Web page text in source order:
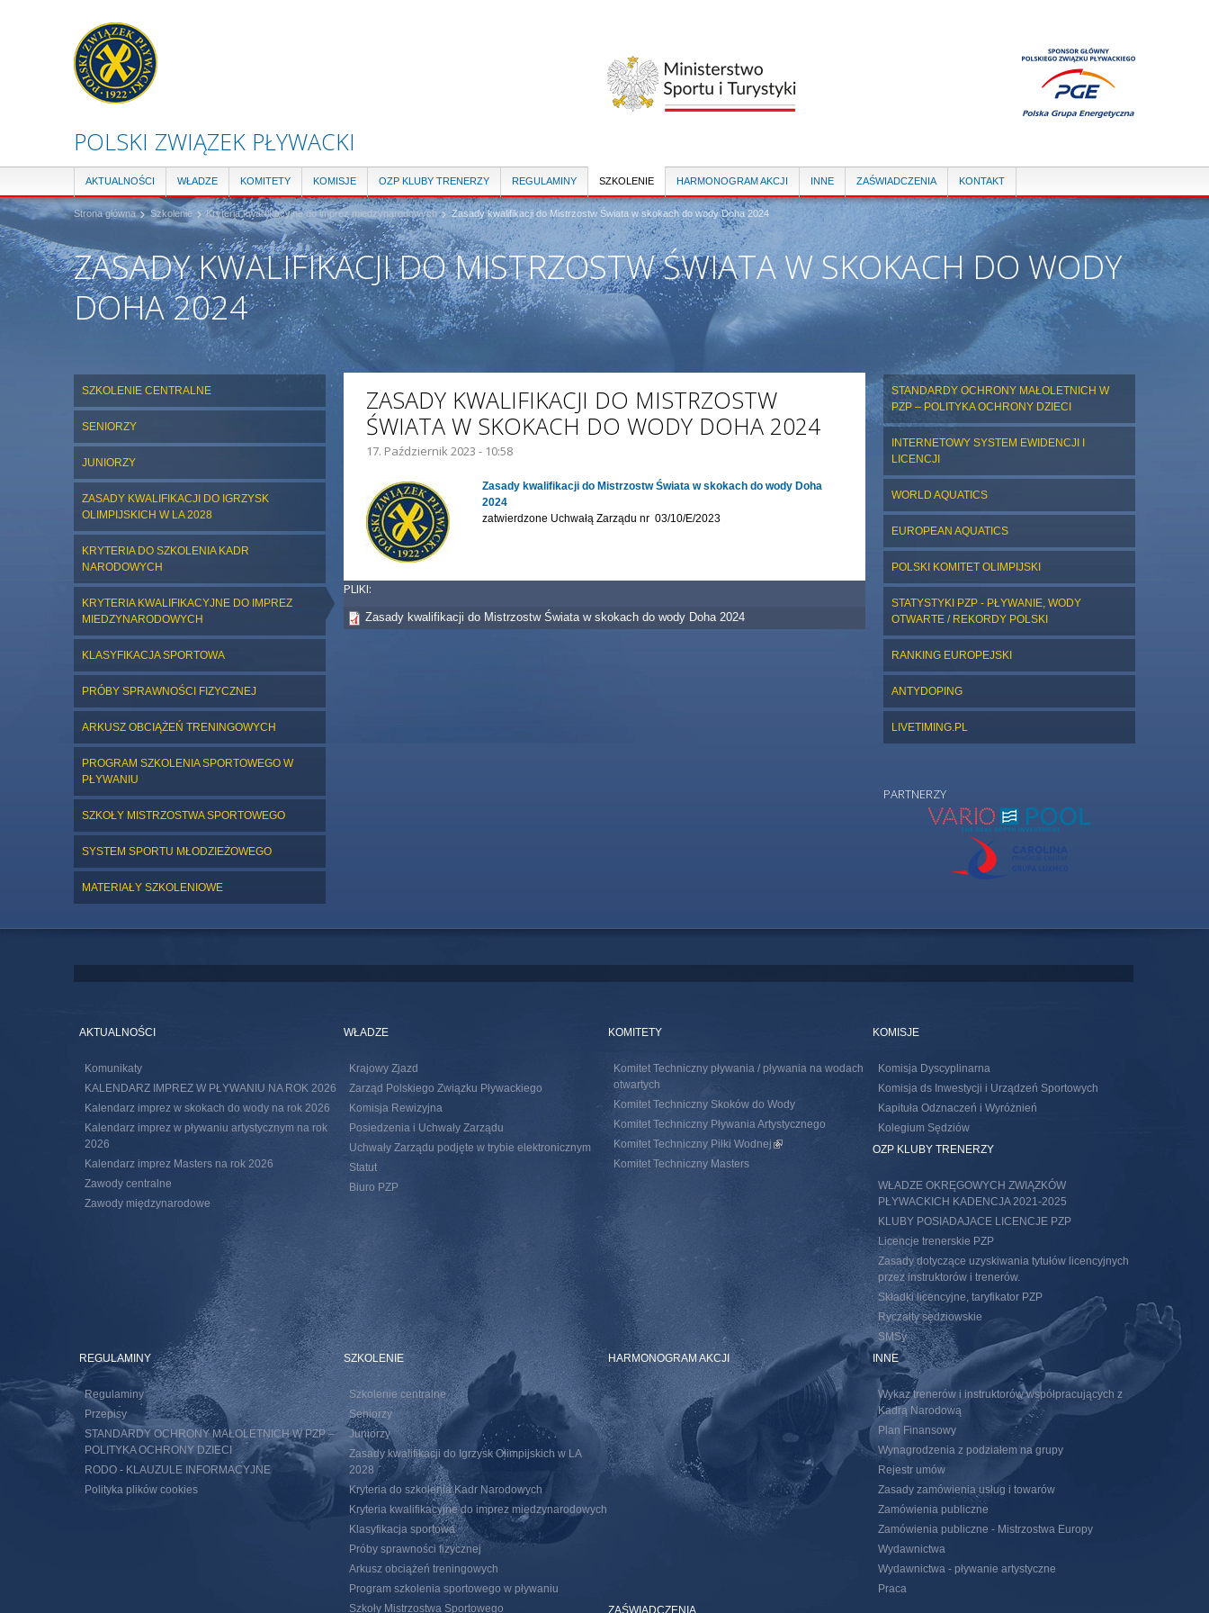
POLSKI ZWIĄZEK PŁYWACKI
AKTUALNOŚCI WŁADZE KOMITETY KOMISJE OZP KLUBY TRENERZY REGULAMINY SZKOLENIE HARMONOGRAM AKCJI INNE ZAŚWIADCZENIA KONTAKT
Strona główna Szkolenie Kryteria kwalifikacyjne do imprez miedzynarodowych Zasady kwalifikacji do Mistrzostw Świata w skokach do wody Doha 2024
ZASADY KWALIFIKACJI DO MISTRZOSTW ŚWIATA W SKOKACH DO WODY
DOHA 2024
SZKOLENIE CENTRALNE
SENIORZY
JUNIORZY
ZASADY KWALIFIKACJI DO IGRZYSK
OLIMPIJSKICH W LA 2028
KRYTERIA DO SZKOLENIA KADR
NARODOWYCH
KRYTERIA KWALIFIKACYJNE DO IMPREZ
MIEDZYNARODOWYCH
KLASYFIKACJA SPORTOWA
PRÓBY SPRAWNOŚCI FIZYCZNEJ
ARKUSZ OBCIĄŻEŃ TRENINGOWYCH
PROGRAM SZKOLENIA SPORTOWEGO W
PŁYWANIU
SZKOŁY MISTRZOSTWA SPORTOWEGO
SYSTEM SPORTU MŁODZIEŻOWEGO
MATERIAŁY SZKOLENIOWE
ZASADY KWALIFIKACJI DO MISTRZOSTW
ŚWIATA W SKOKACH DO WODY DOHA 2024
17. Październik 2023 - 10:58
Zasady kwalifikacji do Mistrzostw Świata w skokach do wody Doha
2024
zatwierdzone Uchwałą Zarządu nr 03/10/E/2023
PLIKI:
Zasady kwalifikacji do Mistrzostw Świata w skokach do wody Doha 2024
STANDARDY OCHRONY MAŁOLETNICH W
PZP – POLITYKA OCHRONY DZIECI
INTERNETOWY SYSTEM EWIDENCJI I
LICENCJI
WORLD AQUATICS
EUROPEAN AQUATICS
POLSKI KOMITET OLIMPIJSKI
STATYSTYKI PZP - PŁYWANIE, WODY
OTWARTE / REKORDY POLSKI
RANKING EUROPEJSKI
ANTYDOPING
LIVETIMING.PL
PARTNERZY
AKTUALNOŚCI
Komunikaty
KALENDARZ IMPREZ W PŁYWANIU NA ROK 2026
Kalendarz imprez w skokach do wody na rok 2026
Kalendarz imprez w pływaniu artystycznym na rok
2026
Kalendarz imprez Masters na rok 2026
Zawody centralne
Zawody międzynarodowe
WŁADZE
Krajowy Zjazd
Zarząd Polskiego Związku Pływackiego
Komisja Rewizyjna
Posiedzenia i Uchwały Zarządu
Uchwały Zarządu podjęte w trybie elektronicznym
Statut
Biuro PZP
KOMITETY
Komitet Techniczny pływania / pływania na wodach
otwartych
Komitet Techniczny Skoków do Wody
Komitet Techniczny Pływania Artystycznego
Komitet Techniczny Piłki Wodnej (link is external)
Komitet Techniczny Masters
KOMISJE
Komisja Dyscyplinarna
Komisja ds Inwestycji i Urządzeń Sportowych
Kapituła Odznaczeń i Wyróżnień
Kolegium Sędziów
OZP KLUBY TRENERZY
WŁADZE OKRĘGOWYCH ZWIĄZKÓW
PŁYWACKICH KADENCJA 2021-2025
KLUBY POSIADAJACE LICENCJE PZP
Licencje trenerskie PZP
Zasady dotyczące uzyskiwania tytułów licencyjnych
przez instruktorów i trenerów.
Składki licencyjne, taryfikator PZP
Ryczałty sędziowskie
SMSy
REGULAMINY
Regulaminy
Przepisy
STANDARDY OCHRONY MAŁOLETNICH W PZP –
POLITYKA OCHRONY DZIECI
RODO - KLAUZULE INFORMACYJNE
Polityka plików cookies
SZKOLENIE
Szkolenie centralne
Seniorzy
Juniorzy
Zasady kwalifikacji do Igrzysk Olimpijskich w LA
2028
Kryteria do szkolenia Kadr Narodowych
Kryteria kwalifikacyjne do imprez miedzynarodowych
Klasyfikacja sportowa
Próby sprawności fizycznej
Arkusz obciążeń treningowych
Program szkolenia sportowego w pływaniu
Szkoły Mistrzostwa Sportowego
HARMONOGRAM AKCJI INNE
Wykaz trenerów i instruktorów współpracujących z
Kadrą Narodową
Plan Finansowy
Wynagrodzenia z podziałem na grupy
Rejestr umów
Zasady zamówienia usług i towarów
Zamówienia publiczne
Zamówienia publiczne - Mistrzostwa Europy
Wydawnictwa
Wydawnictwa - pływanie artystyczne
Praca
ZAŚWIADCZENIA